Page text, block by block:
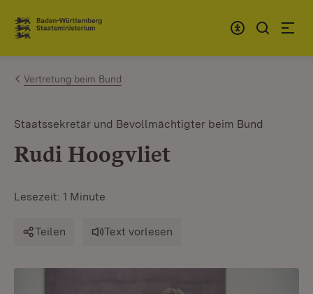
Zum Inhalt springen
Link zur Startseite
Vertretung beim Bund
Staatssekretär und Bevollmächtigter beim Bund
Rudi Hoogvliet
Lesezeit: 1 Minute
Teilen Text vorlesen